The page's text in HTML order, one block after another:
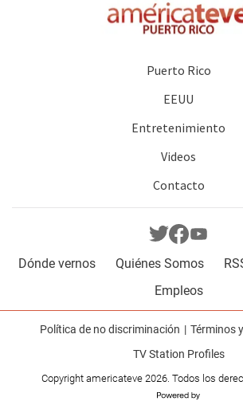
Puerto Rico
EEUU
Entretenimiento
Videos
Contacto
Dónde vernos Quiénes Somos
Empleos
Política de no discriminación
Términos
TV Station Profiles
Copyright americateve 2026. Todos los